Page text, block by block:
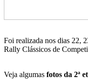
Foi realizada nos dias 22,
Rally Clássicos de
Veja algumas fotos da 2ª